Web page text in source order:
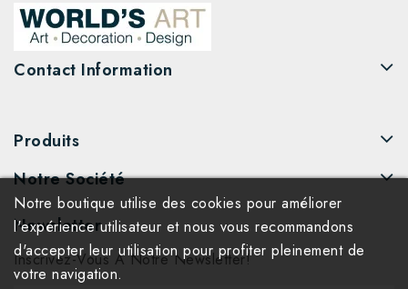
Contact Information
Produits
Notre Société
Newsletter
Inscrivez-Vous À Notre Newsletter!
Notre boutique utilise des cookies pour améliorer
l'expérience utilisateur et nous vous recommandons
d'accepter leur utilisation pour profiter pleinement de
votre navigation.